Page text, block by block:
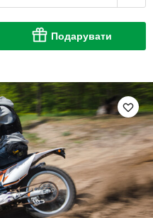
Подарувати